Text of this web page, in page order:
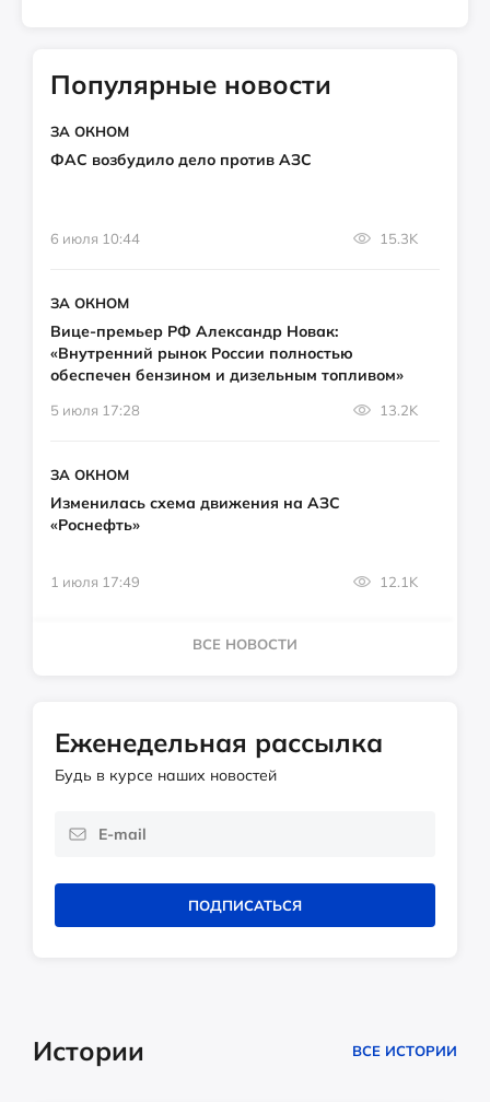
Популярные новости
ЗА ОКНОМ
ФАС возбудило дело против АЗС
6 июля 10:44 15.3K
ЗА ОКНОМ
Вице-премьер РФ Александр Новак:
«Внутренний рынок России полностью
обеспечен бензином и дизельным топливом»
5 июля 17:28 13.2K
ЗА ОКНОМ
Изменилась схема движения на АЗС
«Роснефть»
1 июля 17:49 12.1K
ВСЕ НОВОСТИ
Еженедельная рассылка
Будь в курсе наших новостей
ПОДПИСАТЬСЯ
Истории ВСЕ ИСТОРИИ